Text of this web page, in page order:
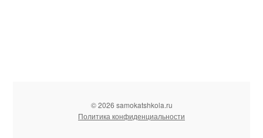
© 2026 samokatshkola.ru
Политика конфиденциальности